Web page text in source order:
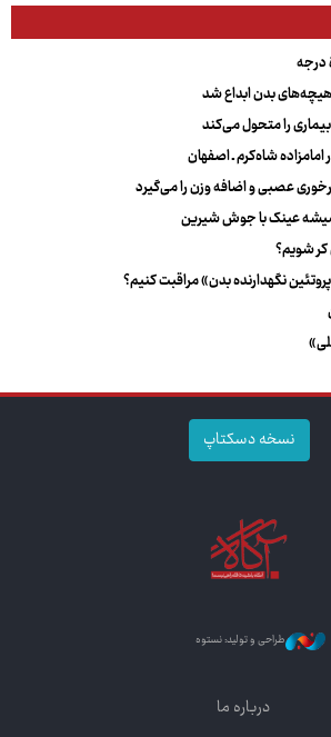
بدن ابداع شد
را متحول می‌کند
شاه‌کرم ـ اصفهان
عینک با جوش شیرین
شویم؟
نگهدارنده بدن» مراقبت کنیم؟
نسخه دسکتاپ
طراحی و تولید: نستوه
درباره ما